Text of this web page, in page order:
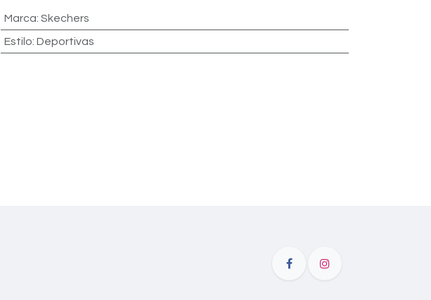
Marca: Skechers
Estilo: Deportivas